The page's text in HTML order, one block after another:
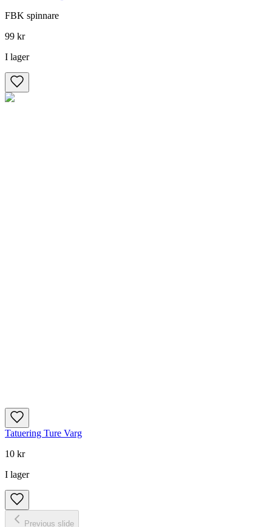
FBK spinnare
99 kr
I lager
Tatuering Ture Varg
10 kr
I lager
Previous slide